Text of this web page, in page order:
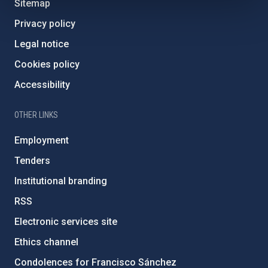
Sitemap
Privacy policy
Legal notice
Cookies policy
Accessibility
OTHER LINKS
Employment
Tenders
Institutional branding
RSS
Electronic services site
Ethics channel
Condolences for Francisco Sánchez